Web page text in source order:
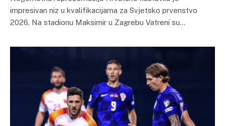
impresivan niz u kvalifikacijama za Svjetsko prvenstvo
2026. Na stadionu Maksimir u Zagrebu Vatreni su…